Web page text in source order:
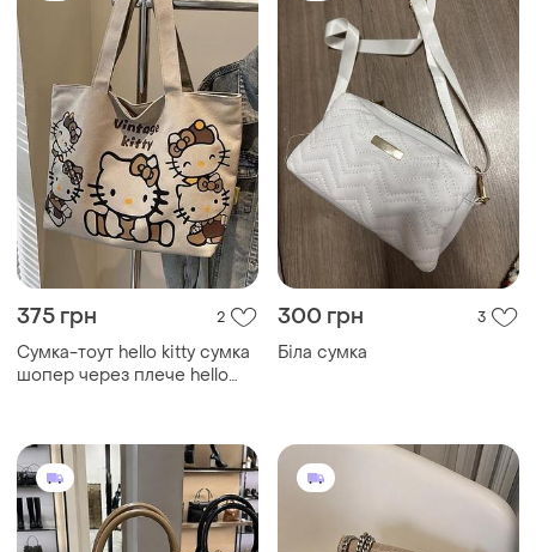
375 грн 2
Сумка-тоут hello kitty сумка
шопер через плече hello
300 грн 3
Біла сумка